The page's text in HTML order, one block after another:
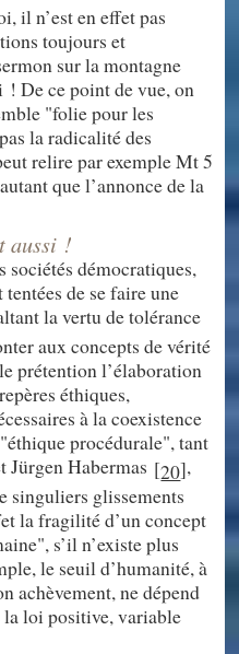
il n’est en effet pas
toujours et
sur la montagne
! De ce point de vue, on
"folie pour les
la radicalité des
relire par exemple Mt 5
que l’annonce de la
aussi !
sociétés démocratiques,
de se faire une
la vertu de tolérance
aux concepts de vérité
prétention l’élaboration
éthiques,
à la coexistence
procédurale", tant
Jürgen Habermas [20],
singuliers glissements
la fragilité d’un concept
s’il n’existe plus
le seuil d’humanité, à
achèvement, ne dépend
la loi positive, variable